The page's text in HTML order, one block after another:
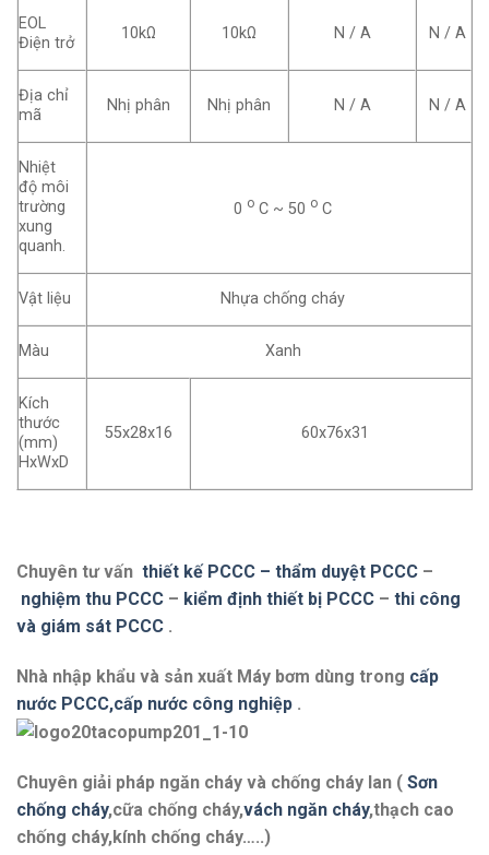
EOL
Điện trở
10kΩ 10kΩ N / A N / A
Địa chỉ
mã
Nhị phân Nhị phân N / A N / A
Nhiệt
độ môi
trường
xung
quanh.
0 o C ~ 50 o C
Vật liệu Nhựa chống cháy
Màu Xanh
Kích
thước
(mm)
HxWxD
55x28x16 60x76x31
Chuyên tư vấn thiết kế PCCC – thẩm duyệt PCCC –
nghiệm thu PCCC – kiểm định thiết bị PCCC – thi công
và giám sát PCCC .
Nhà nhập khẩu và sản xuất Máy bơm dùng trong cấp
nước PCCC,cấp nước công nghiệp .
Chuyên giải pháp ngăn cháy và chống cháy lan ( Sơn
chống cháy,cữa chống cháy,vách ngăn cháy,thạch cao
chống cháy,kính chống cháy…..)